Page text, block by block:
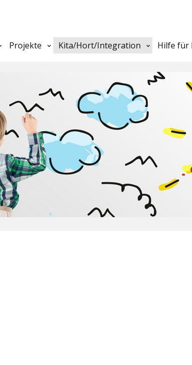
Projekte Kita/Hort/Integration Hilfe für